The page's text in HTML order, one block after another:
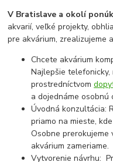
V Bratislave a okolí
akvarií, veľké projekty,
pre akvárium, zrealizujeme
Chcete akvárium
Najlepšie telefonicky,
prostredníctvom
a dojednáme osobnú
Úvodná konzultácia:
priamo na mieste,
Osobne
akvárium zameriame.
Vytvorenie návrhu: